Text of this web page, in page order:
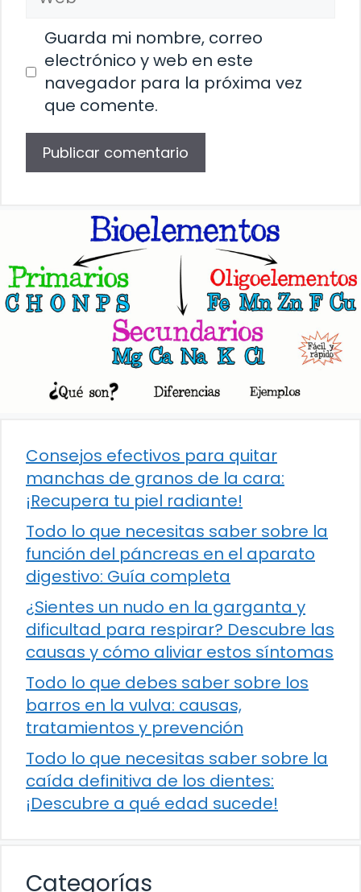
Guarda mi nombre, correo
electrónico y web en este
navegador para la próxima vez
que comente.
Consejos efectivos para quitar
manchas de granos de la cara:
¡Recupera tu piel radiante!
Todo lo que necesitas saber sobre la
función del páncreas en el aparato
digestivo: Guía completa
¿Sientes un nudo en la garganta y
dificultad para respirar? Descubre las
causas y cómo aliviar estos síntomas
Todo lo que debes saber sobre los
barros en la vulva: causas,
tratamientos y prevención
Todo lo que necesitas saber sobre la
caída definitiva de los dientes:
¡Descubre a qué edad sucede!
Categorías